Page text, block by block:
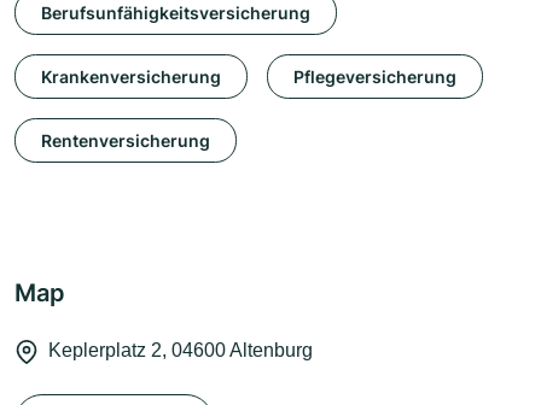
Berufsunfähigkeitsversicherung
Krankenversicherung Pflegeversicherung
Rentenversicherung
Map
Keplerplatz 2, 04600 Altenburg